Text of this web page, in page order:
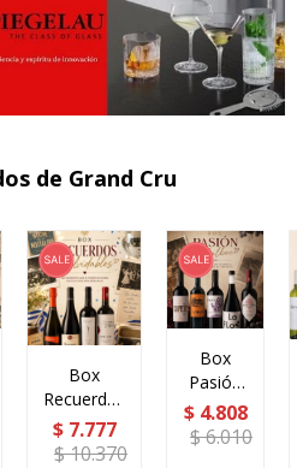
de Grand Cru
Box
Recuerdos
Inolvidables
$ 7.777
$10.370
Box
Pasión
Malbec
$ 4.808
$6.010